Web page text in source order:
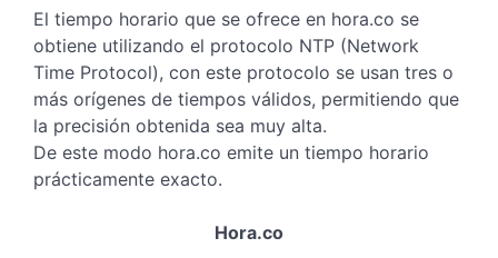
El tiempo horario que se ofrece en hora.co se
obtiene utilizando el protocolo NTP (Network
Time Protocol), con este protocolo se usan tres o
más orígenes de tiempos válidos, permitiendo que
la precisión obtenida sea muy alta.
De este modo hora.co emite un tiempo horario
prácticamente exacto.
Hora.co